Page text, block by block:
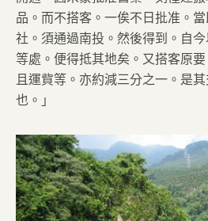
品。而不搭客。一俟不日批准。
社。須通過南投。然後得到。自
等處。便得抵其地矣。又搭客原
且運貲等。亦約減三分之一。是
也。」